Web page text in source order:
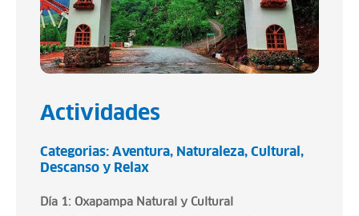
Actividades
Categorias: Aventura Naturaleza Cultural
Descanso y Relax
Día 1: Oxapampa Natural y Cultural